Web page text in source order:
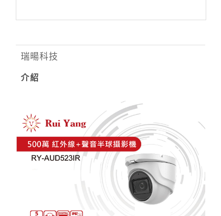
瑞暘科技
介紹